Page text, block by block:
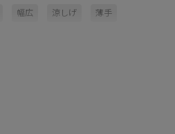
幅広 涼しげ 薄手